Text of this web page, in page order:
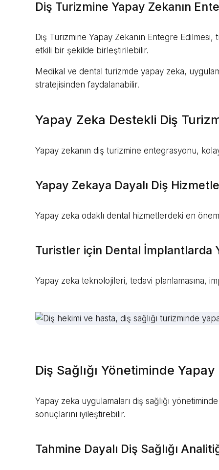
Diş Turizmine Yapay Zekanın
Diş Turizmine Yapay Zekanın Entegre
etkili bir şekilde birleştirilebilir.
Medikal ve dental turizmde yapay zeka,
stratejisinden faydalanabilir.
Yapay Zeka Destekli Diş
Yapay zekanın diş turizmine entegrasyonu,
Yapay Zekaya Dayalı Diş
Yapay zeka odaklı dental hizmetlerdeki en
Turistler için Dental İmplantlarda
Yapay zeka teknolojileri, tedavi planlamasına,
Diş Sağlığı Yönetiminde
Yapay zeka uygulamaları diş sağlığı
sonuçlarını iyileştirebilir.
Tahmine Dayalı Diş Sağlığı